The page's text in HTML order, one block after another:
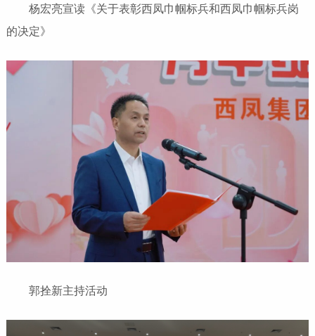
杨宏亮宣读《关于表彰西凤巾帼标兵和西凤巾帼标兵岗
的决定》
郭拴新主持活动